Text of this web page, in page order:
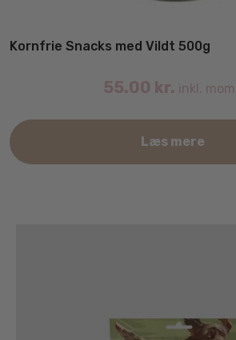
Kornfrie Snacks med Vildt 500g
55.00 kr. inkl.
Læs mere